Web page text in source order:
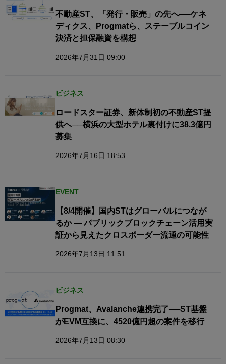
不動産ST、「発行・販売」の先へ──ケネ
ディクス、Progmatら、ステーブルコイン
決済と担保融資を構想
2026年7月31日 09:00
ビジネス
ロードスター証券、新体制初の不動産ST提
供へ──横浜の大型ホテル裏付けに38.3億円
募集
2026年7月16日 18:53
EVENT
【8/4開催】国内STはグローバルにつなが
るか — パブリックブロックチェーン活用実
証から見えたクロスボーダー流通の可能性
2026年7月13日 11:51
ビジネス
Progmat、Avalanche連携完了──ST基盤
がEVM互換に、4520億円超の案件を移行
2026年7月13日 08:30